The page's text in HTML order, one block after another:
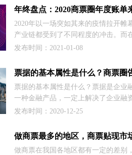
其他地产商票这么高，一般4%到5%
也不是一成不变的，华润商票贴现利
市场因素的影响，时高时低。
年终盘点：2020商票圈年度账单
2020年以一场突如其来的疫情拉开帷
产业链都受到了不同程度的冲击。而
疫中，商票圈实现化“疫” 为“翼”的转
发布时间：2021-01-08
票据的基本属性是什么？商票圈
票据的基本属性是什么？票据是企业
一种金融产品，一定上解决了企业融
题，今天我们就来聊聊票据的基本属
发布时间：2020-12-25
做商票在我国各地区都有一定的差别